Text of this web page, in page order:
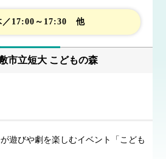
／17:00～17:30 他
市立短大 こどもの森
遊びや劇を楽しむイベント「こども